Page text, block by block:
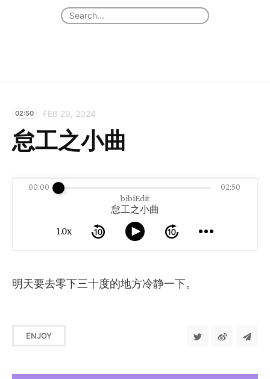
02:50 FEB 29, 2024
怠工之小曲
bibiEdit
怠工之小曲
1.0x
00:00 02:50
明天要去零下三十度的地方冷静一下。
ENJOY